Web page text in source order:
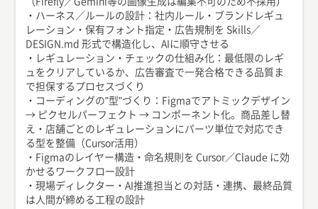
・ハーネス／ルールの設計：社内ルール・ブランドレギュ
レーション・保有フォント指定・広告規制を Skills／
DESIGN.md 形式で構造化し、AIに順守させる
・レギュレーション・チェックの仕組み化：最低限のレギ
ュをクリアしているか、広告審査で一発合格できる品質ま
で担保するプロセスづくり
・コーディングの"型"づくり：Figmaでアトミックデザイン
→ ピクセルパーフェクト → コンポーネント化。商品差し替
え・店舗ごとのレギュレーションにパーツ単位で対応でき
る型を整備（Cursor活用）
・Figmaのレイヤー構造・命名規則を Cursor／Claude に効
かせるワークフロー設計
・現場ディレクター・AI推進担当との対話・連携、最終品質
は人間が締める工程の設計